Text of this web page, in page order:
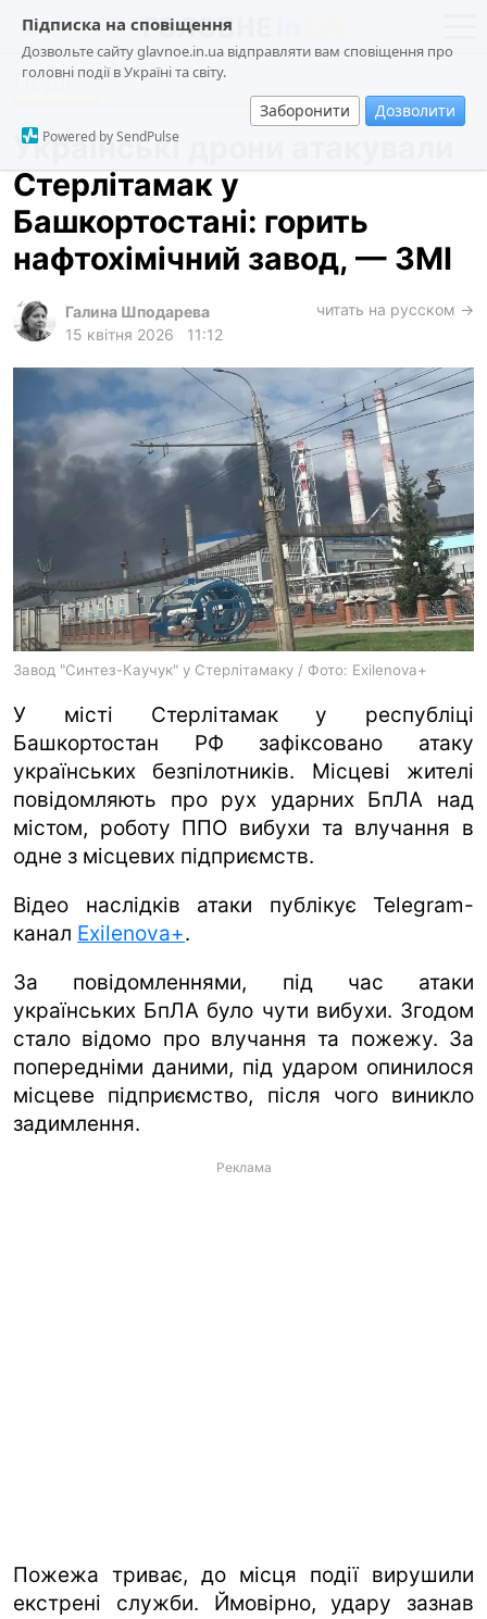
Підписка на сповіщення
Дозвольте сайту glavnoe.in.ua відправляти вам сповіщення про
головні події в Україні та світу.
Заборонити Дозволити
Powered by SendPulse
новини
про проєкт
суспільство
кримінал
техно
харків
архів
gambling
Події
Українські дрони атакували
Стерлітамак у
Башкортостані: горить
нафтохімічний завод, — ЗМІ
Галина Шподарева
15 квітня 2026
11:12
читать на русском →
Завод "Синтез-Каучук" у Стерлітамаку / Фото: Exilenova+
У місті Стерлітамак у республіці
Башкортостан РФ зафіксовано атаку
українських безпілотників. Місцеві жителі
повідомляють про рух ударних БпЛА над
містом, роботу ППО вибухи та влучання в
одне з місцевих підприємств.
Відео наслідків атаки публікує Telegram-
канал Exilenova+.
За повідомленнями, під час атаки
українських БпЛА було чути вибухи. Згодом
стало відомо про влучання та пожежу. За
попередніми даними, під ударом опинилося
місцеве підприємство, після чого виникло
задимлення.
Реклама
Пожежа триває, до місця події вирушили
екстрені служби. Ймовірно, удару зазнав